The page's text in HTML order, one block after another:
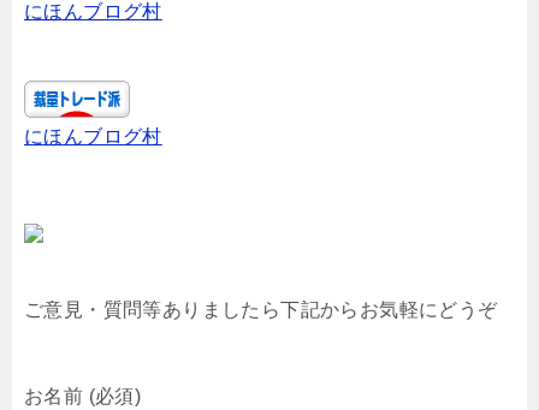
にほんブログ村
にほんブログ村
ご意見・質問等ありましたら下記からお気軽にどうぞ
お名前 (必須)